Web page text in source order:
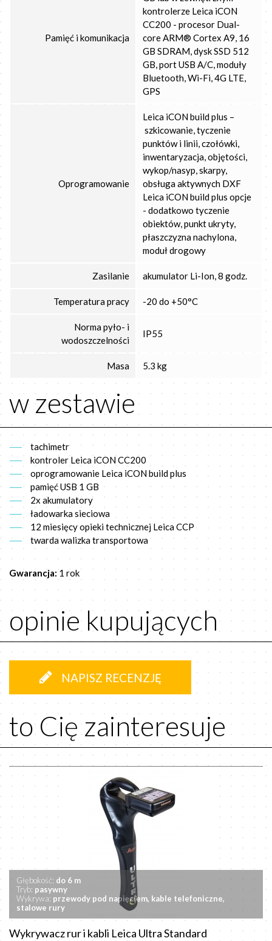
Pamięć i komunikacja
kontrolerze Leica iCON
CC200 - procesor Dual-
core ARM® Cortex A9, 16
GB SDRAM, dysk SSD 512
GB, port USB A/C, moduły
Bluetooth, Wi-Fi, 4G LTE,
GPS
Oprogramowanie
Leica iCON build plus –
szkicowanie, tyczenie
punktów i linii, czołówki,
inwentaryzacja, objętości,
wykop/nasyp, skarpy,
obsługa aktywnych DXF
Leica iCON build plus opcje
- dodatkowo tyczenie
obiektów, punkt ukryty,
płaszczyzna nachylona,
moduł drogowy
Zasilanie akumulator Li-Ion, 8 godz.
Temperatura pracy -20 do +50°C
Norma pyło- i
wodoszczelności
IP55
Masa 5.3 kg
w zestawie
tachimetr
kontroler Leica iCON CC200
oprogramowanie Leica iCON build plus
pamięć USB 1 GB
2x akumulatory
ładowarka sieciowa
12 miesięcy opieki technicznej Leica CCP
twarda walizka transportowa
Gwarancja: 1 rok
opinie kupujących
NAPISZ RECENZJĘ
to Cię zainteresuje
Głębokość: do 6 m
Tryb: pasywny
Wykrywa: przewody pod napięciem, kable telefoniczne,
stalowe rury
Wykrywacz rur i kabli Leica Ultra Standard